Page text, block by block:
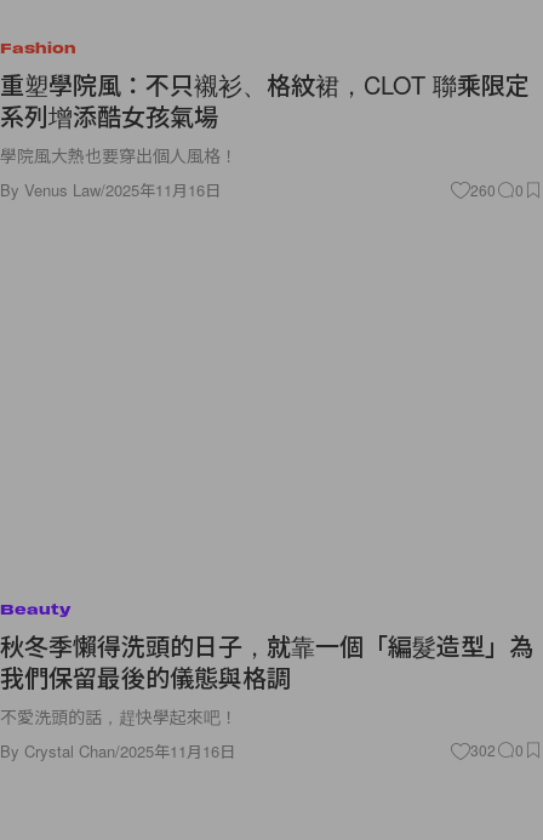
Fashion
重塑學院風：不只襯衫、格紋裙，CLOT 聯乘限定
系列增添酷女孩氣場
學院風大熱也要穿出個人風格！
By Venus Law/2025年11月16日 260 0
Beauty
秋冬季懶得洗頭的日子，就靠一個「編髮造型」為
我們保留最後的儀態與格調
不愛洗頭的話，趕快學起來吧！
By Crystal Chan/2025年11月16日 302 0